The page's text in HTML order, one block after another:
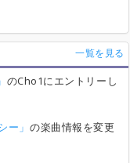
一覧を見る
のCho1にエントリーし
ー」 の楽曲情報を変更